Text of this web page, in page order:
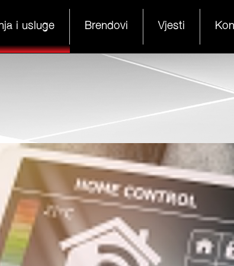
i usluge Brendovi Vjesti